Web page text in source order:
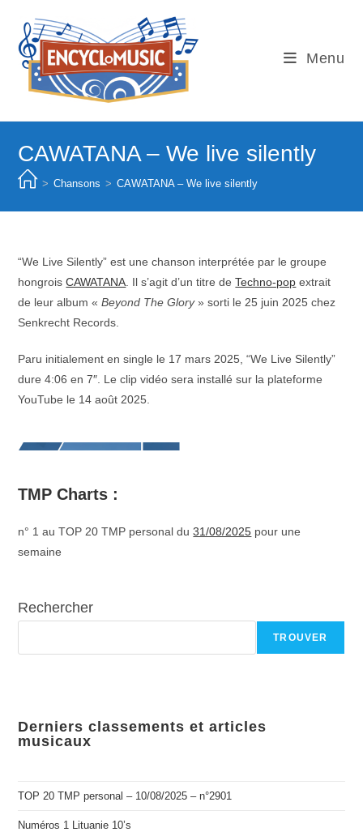
content
Menu
CAWATANA – We live silently
> Chansons > CAWATANA – We live silently
“We Live Silently” est une chanson interprétée par le groupe
hongroisCAWATANA . Il s’agit d’un titre deTechno-pop extrait
de leur album «Beyond The Glory» sorti le 25 juin 2025 chez
Senkrecht Records.
Paru initialement en single le 17 mars 2025, “We Live Silently”
dure 4:06 en 7″. Le clip vidéo sera installé sur la plateforme
YouTube le 14 août 2025.
TMP Charts :
n° 1 au TOP 20 TMP personal du31/08/2025 pour une
semaine
Rechercher
TROUVER
Derniers classements et articles
musicaux
TOP 20 TMP personal – 10/08/2025 – n°2901
Numéros 1 Lituanie 10’s